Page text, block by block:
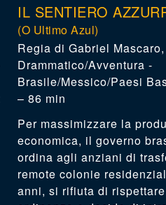
IL SENTIERO
(O Ultimo Azul)
Gabriel Mascaro,
Drammatico/Avventura -
Brasile/Messico/Paesi
– 86 min
Per massimizzare la
economica, il governo
ordina agli anziani di
remote colonie
anni, si rifiuta di